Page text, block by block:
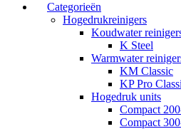
Categorieën
Hogedrukreinigers
Koudwater
K Steel
Warmwater
KM Classic
KP Pro
Hogedruk units
Compact
Compact